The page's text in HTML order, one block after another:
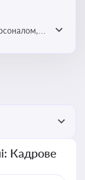
Кадрове